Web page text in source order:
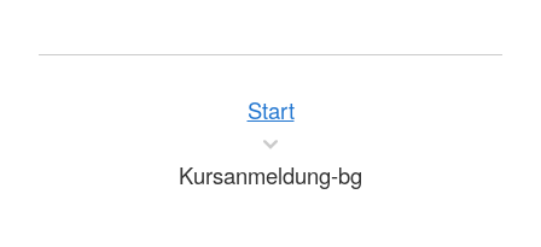
Start
Kursanmeldung-bg